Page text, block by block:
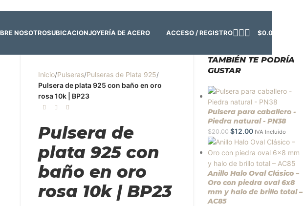
NOSOTROSUBICACIONJOYERÍA DE ACERO ACCESO / REGISTRO $0.00
Inicio/Pulseras/Pulseras de Plata 925/
Pulsera de plata 925 con baño en oro
rosa 10k | BP23
Pulsera de
plata 925 con
baño en oro
rosa 10k | BP23
TAMBIÉN TE PODRÍA
GUSTAR
Pulsera para caballero -
Piedra natural - PN38
$20.00 $12.00 IVA Incluido
Anillo Halo Oval Clásico –
Oro con piedra oval 6x8
mm y halo de brillo total –
AC85